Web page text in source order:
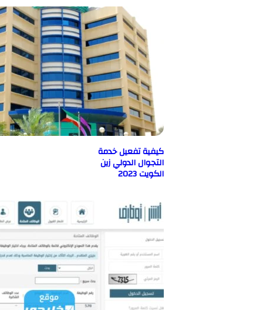
كيفية تفعيل خدمة
التجوال الدولي زين